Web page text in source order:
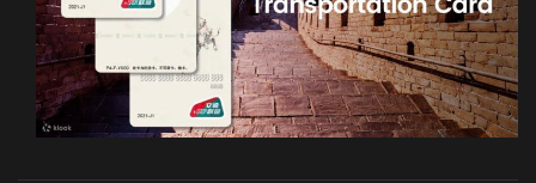
Korean
Japanese
French
German